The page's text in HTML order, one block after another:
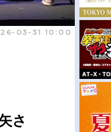
03-31 10:00
さ